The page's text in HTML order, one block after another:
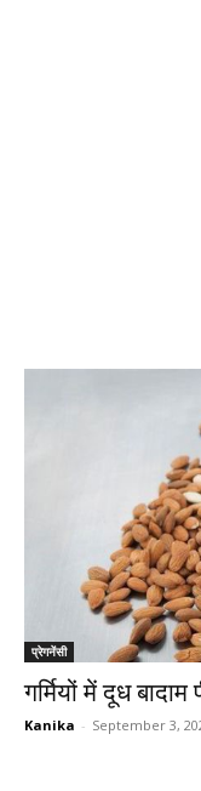
प्रेगनेंसी
गर्मियों में दूध
Kanika - September 3,